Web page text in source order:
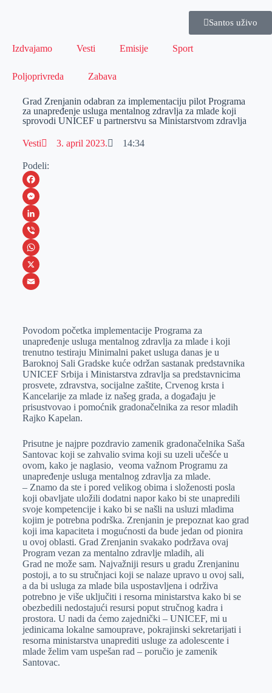
Santos uživo
Izdvajamo Vesti Emisije Sport
Poljoprivreda Zabava
Grad Zrenjanin odabran za implementaciju pilot Programa
za unapređenje usluga mentalnog zdravlja za mlade koji
sprovodi UNICEF u partnerstvu sa Ministarstvom zdravlja
Vesti 3. april 2023. 14:34
Podeli:
F
a
c
e
b
o
M
e
s
s
e
e
r
L
i
n
k
I
n
V
i
b
W
h
s
A
p
p
X
a
i
l
Povodom početka implementacije Programa za
unapređenje usluga mentalnog zdravlja za mlade i koji
trenutno testiraju Minimalni paket usluga danas je u
Baroknoj Sali Gradske kuće održan sastanak predstavnika
UNICEF Srbija i Ministarstva zdravlja sa predstavnicima
prosvete, zdravstva, socijalne zaštite, Crvenog krsta i
Kancelarije za mlade iz našeg grada, a događaju je
prisustvovao i pomoćnik gradonačelnika za resor mladih
Rajko Kapelan.
Prisutne je najpre pozdravio zamenik gradonačelnika Saša
Santovac koji se zahvalio svima koji su uzeli učešće u
ovom, kako je naglasio, veoma važnom Programu za
unapređenje usluga mentalnog zdravlja za mlade.
– Znamo da ste i pored velikog obima i složenosti posla
koji obavljate uložili dodatni napor kako bi ste unapredili
svoje kompetencije i kako bi se našli na usluzi mladima
kojim je potrebna podrška. Zrenjanin je prepoznat kao grad
koji ima kapaciteta i mogućnosti da bude jedan od pionira
u ovoj oblasti. Grad Zrenjanin svakako podržava ovaj
Program vezan za mentalno zdravlje mladih, ali
Grad ne može sam. Najvažniji resurs u gradu Zrenjaninu
postoji, a to su stručnjaci koji se nalaze upravo u ovoj sali,
a da bi usluga za mlade bila uspostavljena i održiva
potrebno je više uključiti i resorna ministarstva kako bi se
obezbedili nedostajući resursi poput stručnog kadra i
prostora. U nadi da ćemo zajednički – UNICEF, mi u
jedinicama lokalne samouprave, pokrajinski sekretarijati i
resorna ministarstva unaprediti usluge za adolescente i
mlade želim vam uspešan rad – poručio je zamenik
Santovac.